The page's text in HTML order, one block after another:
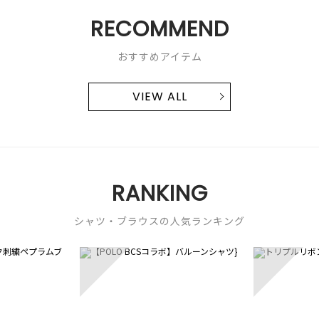
RECOMMEND
おすすめアイテム
VIEW ALL
RANKING
シャツ・ブラウスの人気ランキング